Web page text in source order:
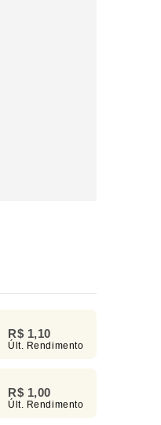
R$ 1,10
Últ. Rendimento
R$ 1,00
Últ. Rendimento